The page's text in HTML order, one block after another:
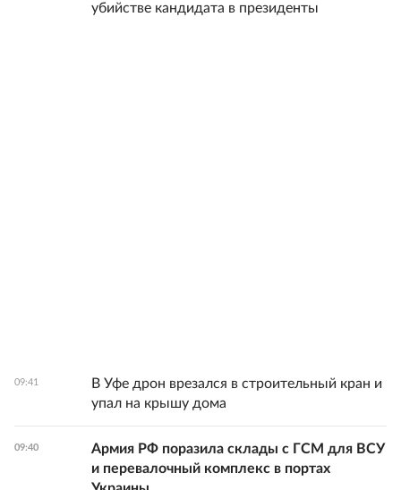
убийстве кандидата в президенты
09:41
В Уфе дрон врезался в строительный кран и
упал на крышу дома
09:40
Армия РФ поразила склады с ГСМ для ВСУ
и перевалочный комплекс в портах